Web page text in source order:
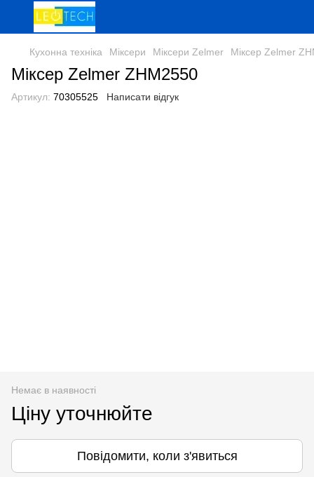
Кухонна техніка Міксери Міксери Zelmer Міксер Zelmer
Міксер Zelmer ZHM2550
Артикул: 70305525 Написати відгук
Немає в наявності
Ціну уточнюйте
Повідомити, коли з'явиться